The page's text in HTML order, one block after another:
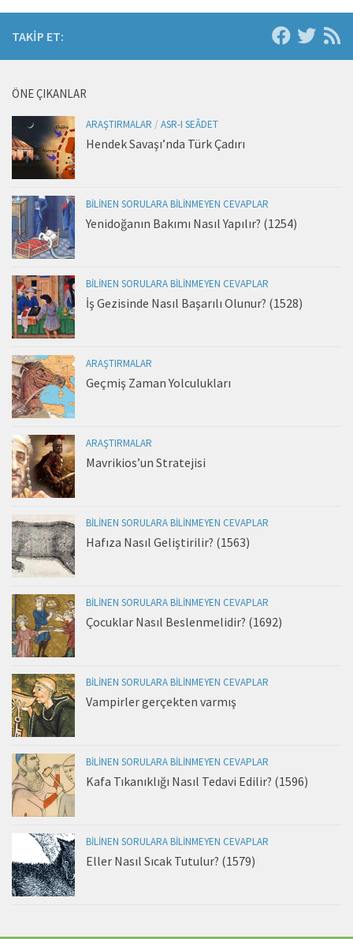
TAKIP ET:
ÖNE ÇIKANLAR
ARAŞTIRMALAR / ASR-I SEÂDET
Hendek Savaşı’nda Türk Çadırı
BILINEN SORULARA BILINMEYEN CEVAPLAR
Yenidoğanın Bakımı Nasıl Yapılır? (1254)
BILINEN SORULARA BILINMEYEN CEVAPLAR
İş Gezisinde Nasıl Başarılı Olunur? (1528)
ARAŞTIRMALAR
Geçmiş Zaman Yolculukları
ARAŞTIRMALAR
Mavrikios’un Stratejisi
BILINEN SORULARA BILINMEYEN CEVAPLAR
Hafıza Nasıl Geliştirilir? (1563)
BILINEN SORULARA BILINMEYEN CEVAPLAR
Çocuklar Nasıl Beslenmelidir? (1692)
BILINEN SORULARA BILINMEYEN CEVAPLAR
Vampirler gerçekten varmış
BILINEN SORULARA BILINMEYEN CEVAPLAR
Kafa Tıkanıklığı Nasıl Tedavi Edilir? (1596)
BILINEN SORULARA BILINMEYEN CEVAPLAR
Eller Nasıl Sıcak Tutulur? (1579)